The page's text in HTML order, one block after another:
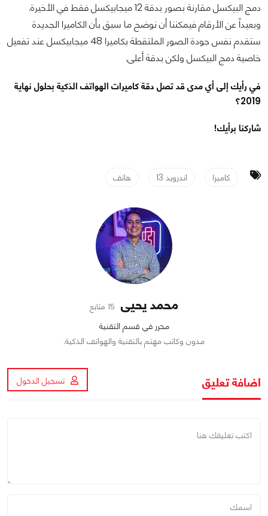
دمج البيكسل مقارنة بصور بدقة 12 ميجابيكسل فقط في الأخيرة.
وبعيداً عن الأرقام فيمكننا أن نوضح ما سبق بأن الكاميرا الجديدة
ستقدم نفس جودة الصور الملتقطة بكاميرا 48 ميجابيكسل عند تفعيل
خاصية دمج البيكسل ولكن بدقة أعلى.
في رأيك إلى أي مدى قد تصل دقة كاميرات الهواتف الذكية بحلول نهاية
2019؟
شاركنا برأيك!
كاميرا اندرويد 13 هاتف
محمد يحيى 15 متابع
محرر في قسم التقنية
مدون وكاتب مهتم بالتقنية والهواتف الذكية.
اضافة تعليق تسجيل الدخول